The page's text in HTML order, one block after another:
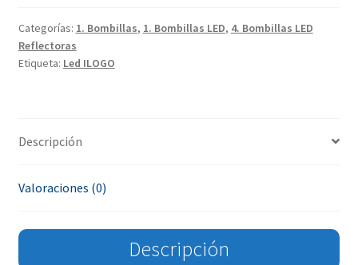
Categorías: 1. Bombillas, 1. Bombillas LED, 4. Bombillas LED
Reflectoras
Etiqueta: Led ILOGO
Descripción
Valoraciones (0)
Descripción